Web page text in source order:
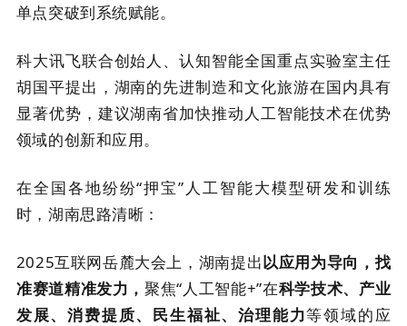
单点突破到系统赋能。
科大讯飞联合创始人、认知智能全国重点实验室主任
胡国平提出，湖南的先进制造和文化旅游在国内具有
显著优势，建议湖南省加快推动人工智能技术在优势
领域的创新和应用。
在全国各地纷纷“押宝”人工智能大模型研发和训练
时，湖南思路清晰：
2025互联网岳麓大会上，湖南提出以应用为导向，找
准赛道精准发力，聚焦“人工智能+”在科学技术、产业
发展、消费提质、民生福祉、治理能力等领域的应